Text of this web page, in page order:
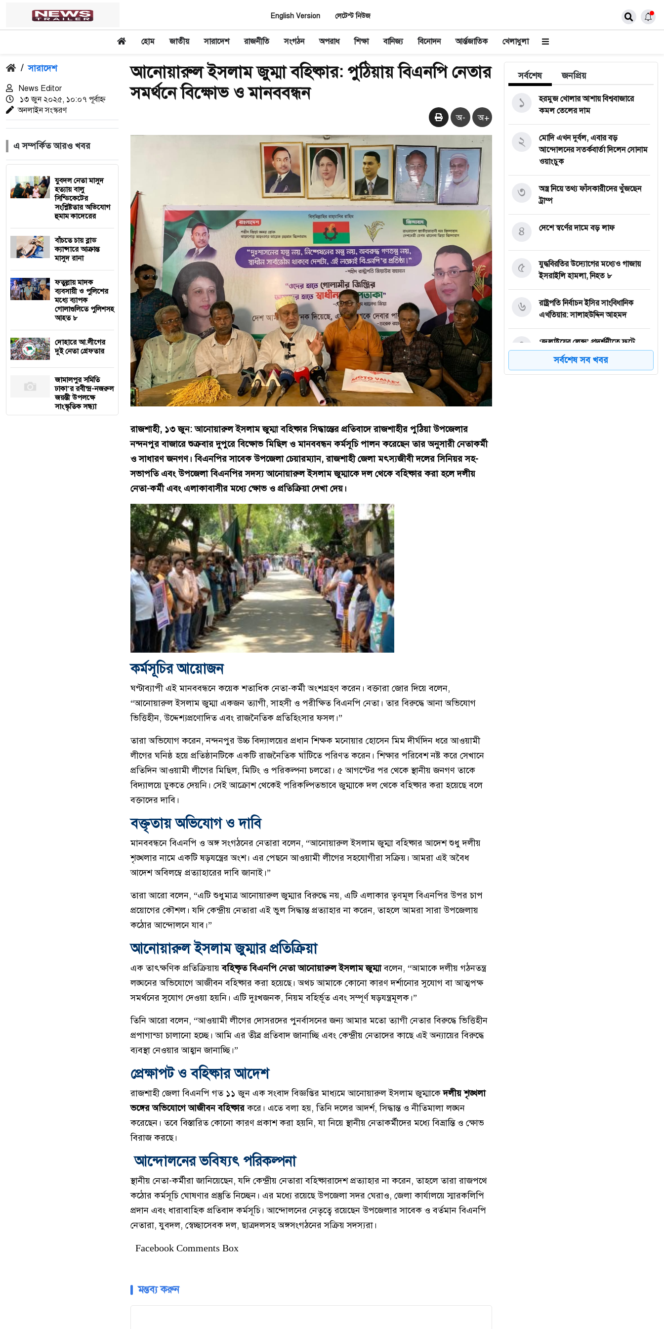
English Version লেটেস্ট নিউজ
হোম জাতীয় সারাদেশ রাজনীতি সংগঠন অপরাধ শিক্ষা বানিজ্য বিনোদন আর্ন্তজাতিক খেলাধুলা
/ সারাদেশ
News Editor
১৩ জুন ২০২৫, ১০:০৭ পূর্বাহ্ন
অনলাইন সংস্করণ
এ সম্পর্কিত আরও খবর
যুবদল নেতা মাসুদ
হত্যায় বালু
সিন্ডিকেটের
সংশ্লিষ্টতার অভিযোগ
হুমাম কাদেরের
বাঁচতে চায় ব্লাড
ক্যান্সারে আক্রান্ত
মাসুদ রানা
ফতুল্লায় মাদক
ব্যবসায়ী ও পুলিশের
মধ্যে ব্যাপক
গোলাগুলিতে পুলিশসহ
আহত ৮
দোহারে আ.লীগের
দুই নেতা গ্রেফতার
জামালপুর সমিতি
ঢাকা’র রবীন্দ্র-নজরুল
জয়ন্তী উপলক্ষে
সাংস্কৃতিক সন্ধ্যা
আনোয়ারুল ইসলাম জুম্মা বহিষ্কার: পুঠিয়ায় বিএনপি নেতার
সমর্থনে বিক্ষোভ ও মানববন্ধন
অ- অ+
রাজশাহী, ১৩ জুন: আনোয়ারুল ইসলাম জুম্মা বহিষ্কার সিদ্ধান্তের প্রতিবাদে রাজশাহীর পুঠিয়া উপজেলার
নন্দনপুর বাজারে শুক্রবার দুপুরে বিক্ষোভ মিছিল ও মানববন্ধন কর্মসূচি পালন করেছেন তার অনুসারী নেতাকর্মী
ও সাধারণ জনগণ।বিএনপিরসাবেক উপজেলা চেয়ারম্যান, রাজশাহী জেলা মৎস্যজীবী দলের সিনিয়র সহ-
সভাপতি এবং উপজেলা বিএনপির সদস্য আনোয়ারুল ইসলাম জুম্মাকে দল থেকে বহিষ্কার করা হলে দলীয়
নেতা-কর্মী এবং এলাকাবাসীর মধ্যে ক্ষোভ ও প্রতিক্রিয়া দেখা দেয়।
কর্মসূচির আয়োজন
ঘণ্টাব্যাপী এই মানববন্ধনে কয়েক শতাধিক নেতা-কর্মী অংশগ্রহণ করেন। বক্তারা জোর দিয়ে বলেন,
“আনোয়ারুল ইসলাম জুম্মা একজন ত্যাগী, সাহসী ও পরীক্ষিত বিএনপি নেতা। তার বিরুদ্ধে আনা অভিযোগ
ভিত্তিহীন, উদ্দেশ্যপ্রণোদিত এবং রাজনৈতিক প্রতিহিংসার ফসল।”
তারা অভিযোগ করেন, নন্দনপুর উচ্চ বিদ্যালয়ের প্রধান শিক্ষক মনোয়ার হোসেন মিম দীর্ঘদিন ধরে আওয়ামী
লীগের ঘনিষ্ঠ হয়ে প্রতিষ্ঠানটিকে একটি রাজনৈতিক ঘাঁটিতে পরিণত করেন। শিক্ষার পরিবেশ নষ্ট করে সেখানে
প্রতিদিন আওয়ামী লীগের মিছিল, মিটিং ও পরিকল্পনা চলতো। ৫ আগস্টের পর থেকে স্থানীয় জনগণ তাকে
বিদ্যালয়ে ঢুকতে দেয়নি। সেই আক্রোশ থেকেই পরিকল্পিতভাবে জুম্মাকে দল থেকে বহিষ্কার করা হয়েছে বলে
বক্তাদের দাবি।
বক্তৃতায় অভিযোগ ও দাবি
মানববন্ধনে বিএনপি ও অঙ্গ সংগঠনের নেতারা বলেন, “আনোয়ারুল ইসলাম জুম্মা বহিষ্কার আদেশ শুধু দলীয়
শৃঙ্খলার নামে একটি ষড়যন্ত্রের অংশ। এর পেছনে আওয়ামী লীগের সহযোগীরা সক্রিয়। আমরা এই অবৈধ
আদেশ অবিলম্বে প্রত্যাহারের দাবি জানাই।”
তারা আরো বলেন, “এটি শুধুমাত্র আনোয়ারুল জুম্মার বিরুদ্ধে নয়, এটি এলাকার তৃণমূল বিএনপির উপর চাপ
প্রয়োগের কৌশল। যদি কেন্দ্রীয় নেতারা এই ভুল সিদ্ধান্ত প্রত্যাহার না করেন, তাহলে আমরা সারা উপজেলায়
কঠোর আন্দোলনে যাব।”
আনোয়ারুল ইসলাম জুম্মার প্রতিক্রিয়া
এক তাৎক্ষণিক প্রতিক্রিয়ায়বহিষ্কৃত বিএনপি নেতা আনোয়ারুল ইসলাম জুম্মাবলেন, “আমাকে দলীয় গঠনতন্ত্র
লঙ্ঘনের অভিযোগে আজীবন বহিষ্কার করা হয়েছে। অথচ আমাকে কোনো কারণ দর্শানোর সুযোগ বা আত্মপক্ষ
সমর্থনের সুযোগ দেওয়া হয়নি। এটি দুঃখজনক, নিয়ম বহির্ভূত এবং সম্পূর্ণ ষড়যন্ত্রমূলক।”
তিনি আরো বলেন, “আওয়ামী লীগের দোসরদের পুনর্বাসনের জন্য আমার মতো ত্যাগী নেতার বিরুদ্ধে ভিত্তিহীন
প্রপাগান্ডা চালানো হচ্ছে। আমি এর তীব্র প্রতিবাদ জানাচ্ছি এবং কেন্দ্রীয় নেতাদের কাছে এই অন্যায়ের বিরুদ্ধে
ব্যবস্থা নেওয়ার আহ্বান জানাচ্ছি।”
প্রেক্ষাপট ও বহিষ্কার আদেশ
রাজশাহী জেলা বিএনপি গত ১১ জুন এক সংবাদ বিজ্ঞপ্তির মাধ্যমে আনোয়ারুল ইসলাম জুম্মাকেদলীয় শৃঙ্খলা
ভঙ্গের অভিযোগে আজীবন বহিষ্কারকরে। এতে বলা হয়, তিনি দলের আদর্শ, সিদ্ধান্ত ও নীতিমালা লঙ্ঘন
করেছেন। তবে বিস্তারিত কোনো কারণ প্রকাশ করা হয়নি, যা নিয়ে স্থানীয় নেতাকর্মীদের মধ্যে বিভ্রান্তি ও ক্ষোভ
বিরাজ করছে।
আন্দোলনের ভবিষ্যৎ পরিকল্পনা
স্থানীয় নেতা-কর্মীরা জানিয়েছেন, যদি কেন্দ্রীয় নেতারা বহিষ্কারাদেশ প্রত্যাহার না করেন, তাহলে তারা রাজপথে
কঠোর কর্মসূচি ঘোষণার প্রস্তুতি নিচ্ছেন। এর মধ্যে রয়েছে উপজেলা সদর ঘেরাও, জেলা কার্যালয়ে স্মারকলিপি
প্রদান এবং ধারাবাহিক প্রতিবাদ কর্মসূচি। আন্দোলনের নেতৃত্বে রয়েছেন উপজেলার সাবেক ও বর্তমান বিএনপি
নেতারা, যুবদল, স্বেচ্ছাসেবক দল, ছাত্রদলসহ অঙ্গসংগঠনের সক্রিয় সদস্যরা।
Facebook Comments Box
মন্তব্য করুন
সর্বশেষ জনপ্রিয়
হরমুজ খোলার আশায় বিশ্ববাজারে
কমল তেলের দাম
১
মোদি এখন দুর্বল, এবার বড়
আন্দোলনের সতর্কবার্তা দিলেন সোনাম
ওয়াংচুক
২
অস্ত্র নিয়ে তথ্য ফাঁসকারীদের খুঁজছেন
ট্রাম্প
৩
দেশে স্বর্ণের দামে বড় লাফ
৪
যুদ্ধবিরতির উদ্যোগের মধ্যেও গাজায়
ইসরাইলি হামলা, নিহত ৮
৫
রাষ্ট্রপতি নির্বাচন ইসির সাংবিধানিক
এখতিয়ার: সালাহউদ্দিন আহমদ
৬
‘জুলাইয়ের লেন্স’ প্রদর্শনীতে ফুটে
উঠেছে গণঅভ্যুত্থানের ভয়াবহতা
৭
সর্বশেষ সব খবর